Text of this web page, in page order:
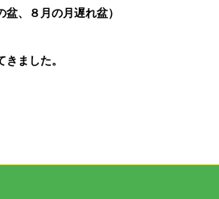
、８月の月遅れ盆）
ました。